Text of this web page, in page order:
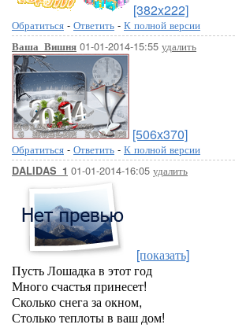
[382x222]
Обратиться - Ответить - К полной версии
Ваша_Вишня 01-01-2014-15:55 удалить
[506x370]
Обратиться - Ответить - К полной версии
DALIDAS_1 01-01-2014-16:05 удалить
[показать]
Пусть Лошадка в этот год
Много счастья принесет!
Сколько снега за окном,
Столько теплоты в ваш дом!